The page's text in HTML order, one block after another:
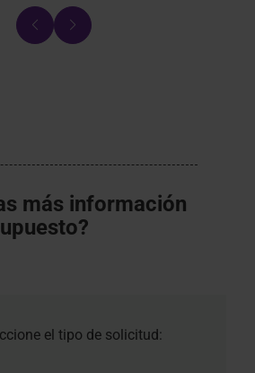
más información
el tipo de solicitud: